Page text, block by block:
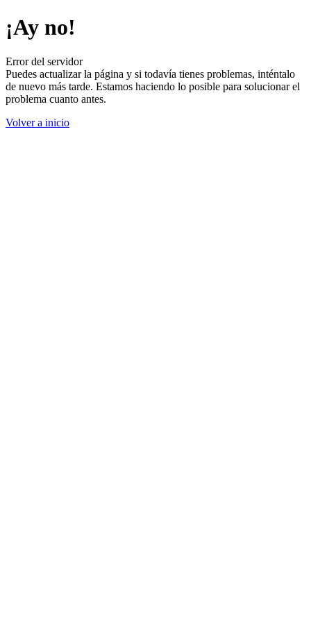
¡Ay no!
Error del servidor
Puedes actualizar la página y si todavía tienes problemas, inténtalo
de nuevo más tarde. Estamos haciendo lo posible para solucionar el
problema cuanto antes.
Volver a inicio